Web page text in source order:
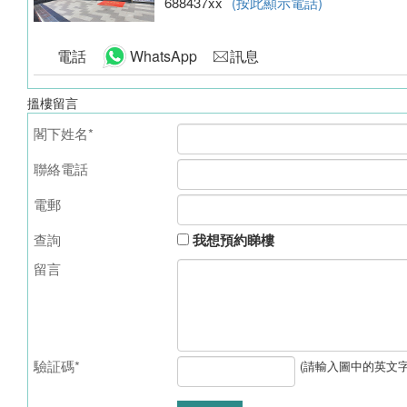
電話 WhatsApp 訊息
搵樓留言
閣下姓名*
聯絡電話
電郵
查詢
我想預約睇樓
留言
驗証碼* (請輸入圖中的英文